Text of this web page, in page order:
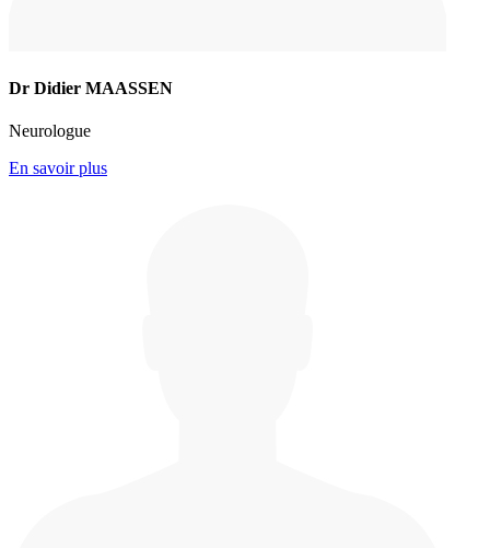
Dr Didier MAASSEN
Neurologue
En savoir plus